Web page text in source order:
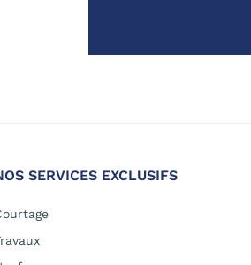
SERVICES EXCLUSIFS